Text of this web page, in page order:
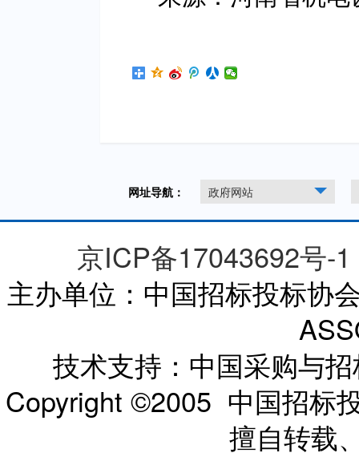
网址导航： 政府网站
京ICP备17043692号-1
主办单位：中国招标投标协
技术支持：中国采购与
Copyright ©2005 中国招标
擅自转载